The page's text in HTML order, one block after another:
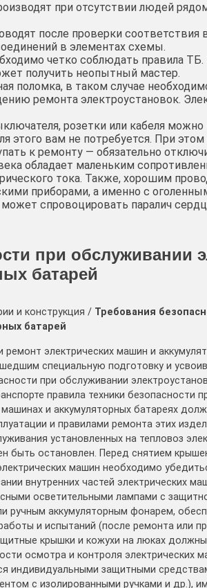
при отсутствии людей
после проверки соответствия
в элементах схемы.
четко соблюдать правила
получить неопытный мастер.
поломка, в таком случае
ремонта электроустановок.
розетки или кабеля можно
этого вам не потребуется. При
к ремонту — обязательно
обладает маленьким
тока. Также, хорошим
приборами, а именно с
спровоцировать паралич
при обслуживании
батарей
и конструкция / Требования
батарей
электрических машин и
специальную подготовку и
при обслуживании
правила техники безопасности
и аккумуляторных батареях
и правилами ремонта этих
установленных на тепловоз
быть остановлен. Перед снятием
машин необходимо
внутренних частей электрических
осветительными лампами с
ручным аккумуляторным фонарем,
и испытаний (после ремонта или
крышки и кожухи на люках
осмотра и контроля электрических
индивидуальными защитными
с изолированными ручками и др.),